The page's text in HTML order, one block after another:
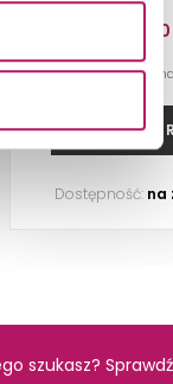
-7% od 999,20 PLN
ZOBACZ
Dostępność: na
szukasz? Sprawdź